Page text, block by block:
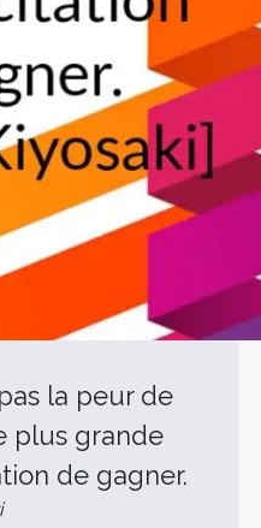
la peur de
plus grande
de gagner.